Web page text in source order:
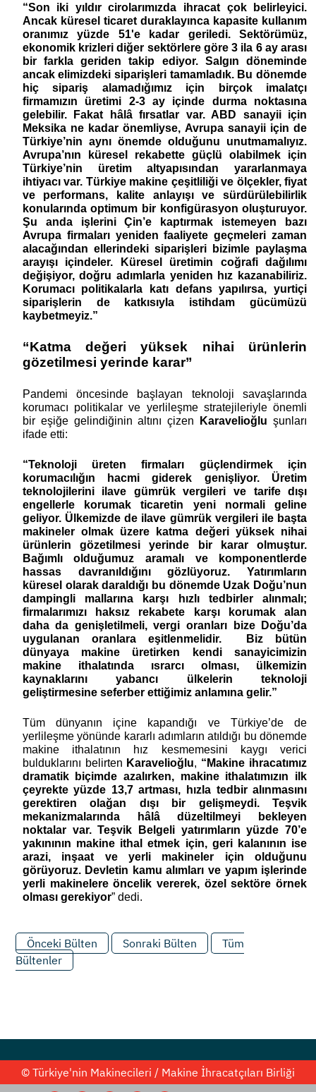
“Son iki yıldır cirolarımızda ihracat çok belirleyici.
Ancak küresel ticaret duraklayınca kapasite kullanım
oranımız yüzde 51'e kadar geriledi. Sektörümüz,
ekonomik krizleri diğer sektörlere göre 3 ila 6 ay arası
bir farkla geriden takip ediyor. Salgın döneminde
ancak elimizdeki siparişleri tamamladık. Bu dönemde
hiç sipariş alamadığımız için birçok imalatçı
firmamızın üretimi 2-3 ay içinde durma noktasına
gelebilir. Fakat hâlâ fırsatlar var. ABD sanayii için
Meksika ne kadar önemliyse, Avrupa sanayii için de
Türkiye’nin aynı önemde olduğunu unutmamalıyız.
Avrupa’nın küresel rekabette güçlü olabilmek için
Türkiye’nin üretim altyapısından yararlanmaya
ihtiyacı var. Türkiye makine çeşitliliği ve ölçekler, fiyat
ve performans, kalite anlayışı ve sürdürülebilirlik
konularında optimum bir konfigürasyon oluşturuyor.
Şu anda işlerini Çin’e kaptırmak istemeyen bazı
Avrupa firmaları yeniden faaliyete geçmeleri zaman
alacağından ellerindeki siparişleri bizimle paylaşma
arayışı içindeler. Küresel üretimin coğrafi dağılımı
değişiyor, doğru adımlarla yeniden hız kazanabiliriz.
Korumacı politikalarla katı defans yapılırsa, yurtiçi
siparişlerin de katkısıyla istihdam gücümüzü
kaybetmeyiz.”
“Katma değeri yüksek nihai ürünlerin
gözetilmesi yerinde karar”
Pandemi öncesinde başlayan teknoloji savaşlarında
korumacı politikalar ve yerlileşme stratejileriyle önemli
bir eşiğe gelindiğinin altını çizen
Karavelioğlu şunları
ifade etti:
“Teknoloji üreten firmaları güçlendirmek için
korumacılığın hacmi giderek genişliyor. Üretim
teknolojilerini ilave gümrük vergileri ve tarife dışı
engellerle korumak ticaretin yeni normali geline
geliyor. Ülkemizde de ilave gümrük vergileri ile başta
makineler olmak üzere katma değeri yüksek nihai
ürünlerin gözetilmesi yerinde bir karar olmuştur.
Bağımlı olduğumuz aramalı ve komponentlerde
hassas davranıldığını gözlüyoruz. Yatırımların
küresel olarak daraldığı bu dönemde Uzak Doğu’nun
dampingli mallarına karşı hızlı tedbirler alınmalı;
firmalarımızı haksız rekabete karşı korumak alan
daha da genişletilmeli, vergi oranları bize Doğu’da
uygulanan oranlara eşitlenmelidir.  Biz bütün
dünyaya makine üretirken kendi sanayicimizin
makine ithalatında ısrarcı olması, ülkemizin
kaynaklarını yabancı ülkelerin teknoloji
geliştirmesine seferber ettiğimiz anlamına gelir.”
Tüm dünyanın içine kapandığı ve Türkiye’de de
yerlileşme yönünde kararlı adımların atıldığı bu dönemde
makine ithalatının hız kesmemesini kaygı verici
bulduklarını belirten Karavelioğlu, “Makine ihracatımız
dramatik biçimde azalırken, makine ithalatımızın ilk
çeyrekte yüzde 13,7 artması, hızla tedbir alınmasını
gerektiren olağan dışı bir gelişmeydi. Teşvik
mekanizmalarında hâlâ düzeltilmeyi bekleyen
noktalar var. Teşvik Belgeli yatırımların yüzde 70’e
yakınının makine ithal etmek için, geri kalanının ise
arazi, inşaat ve yerli makineler için olduğunu
görüyoruz. Devletin kamu alımları ve yapım işlerinde
yerli makinelere öncelik vererek, özel sektöre örnek
olması gerekiyor” dedi.
Önceki Bülten Sonraki Bülten
Tüm
Bültenler
© Türkiye'nin Makinecileri / Makine İhracatçıları Birliği